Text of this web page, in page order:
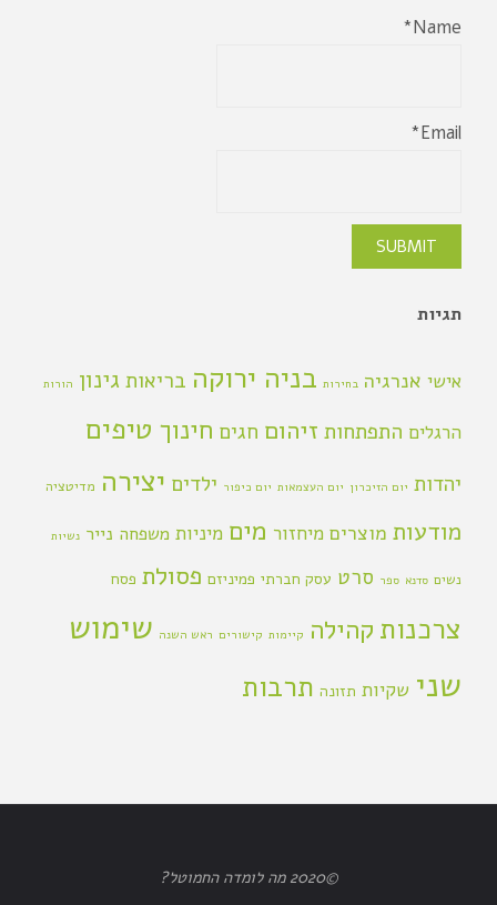
Name*
Email*
תגיות
אישי אנרגיה בחירות בניה ירוקה בריאות גינון הורות
הרגלים התפתחות זיהום חגים חינוך טיפים
יהדות יום הזיכרון יום העצמאות יום כיפור ילדים יצירה מדיטציה
מודעות מוצרים מיחזור מים מיניות משפחה נייר נשיות
נשים סדנא ספר סרט עסק חברתי פמיניזם פסולת פסח
צרכנות קהילה קיימות קישורים ראש השנה שימוש
שני שקיות תזונה תרבות
©2020 מה לומדה החמוטל?